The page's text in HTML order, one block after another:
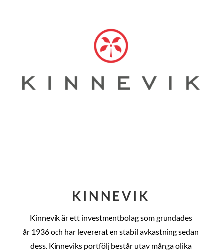
KINNEVIK
Kinnevik är ett investmentbolag som grundades
år 1936 och har levererat en stabil avkastning sedan
dess. Kinneviks portfölj består utav många olika